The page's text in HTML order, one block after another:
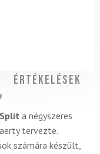
Értékelések
a négyszeres
tervezte.
számára készült,